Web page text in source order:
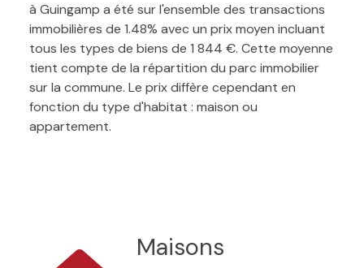
à Guingamp a été sur l'ensemble des transactions
immobilières de 1.48% avec un prix moyen incluant
tous les types de biens de 1 844 €. Cette moyenne
tient compte de la répartition du parc immobilier
sur la commune. Le prix diffère cependant en
fonction du type d'habitat : maison ou
appartement.
Maisons